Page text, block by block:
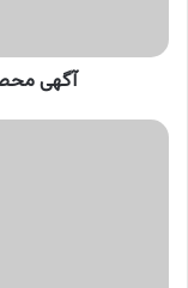
آگهی
آگهی